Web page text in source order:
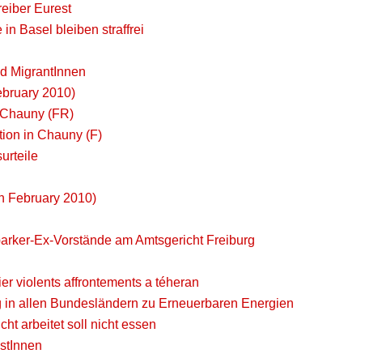
Eurest
in Basel bleiben straffrei
MigrantInnen
2010)
(FR)
in Chauny (F)
February 2010)
Ex-Vorstände am Amtsgericht Freiburg
violents affrontements a téheran
allen Bundesländern zu Erneuerbaren Energien
arbeitet soll nicht essen